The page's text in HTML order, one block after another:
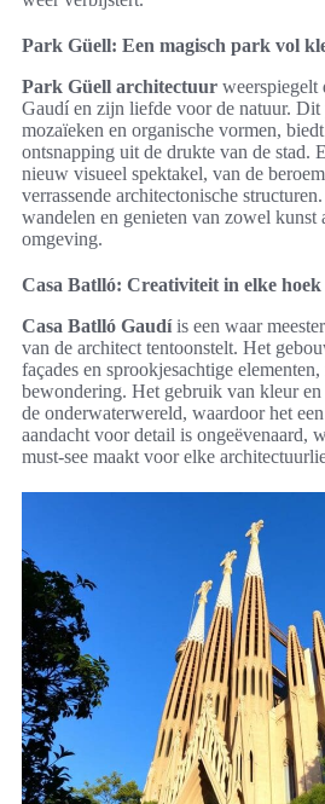
Park Güell: Een magisch park vol
Park Güell architectuur weerspiegelt
Gaudí en zijn liefde voor de natuur.
mozaïeken en organische vormen,
ontsnapping uit de drukte van de stad.
nieuw visueel spektakel, van de
verrassende architectonische
wandelen en genieten van zowel kunst
omgeving.
Casa Batlló: Creativiteit in elke hoek
Casa Batlló Gaudíis een waar
van de architect tentoonstelt. Het
façades en sprookjesachtige
bewondering. Het gebruik van kleur en
de onderwaterwereld, waardoor het
aandacht voor detail is ongeëvenaard,
must-see maakt voor elke